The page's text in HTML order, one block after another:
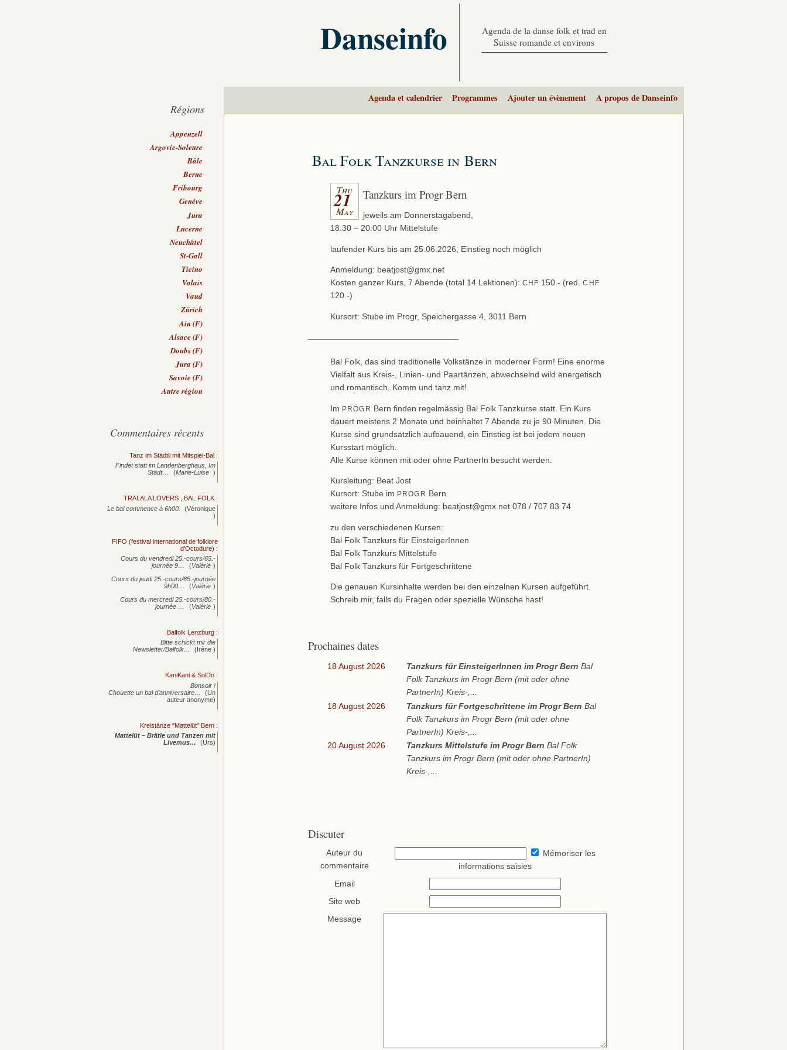
Danseinfo
Agenda de la danse folk et trad en
Suisse romande et environs
Agenda et calendrier Programmes Ajouter un évènement A propos de Danseinfo
Bal Folk Tanzkurse in Bern
Thu
21
May
Tanzkurs im Progr Bern
jeweils am Donnerstagabend,
18.30 – 20.00 Uhr Mittelstufe
laufender Kurs bis am 25.06.2026, Einstieg noch möglich
Anmeldung: beatjost@gmx.net
Kosten ganzer Kurs, 7 Abende (total 14 Lektionen): CHF 150.- (red.CHF
120.-)
Kursort: Stube im Progr, Speichergasse 4, 3011 Bern
Bal Folk, das sind traditionelle Volkstänze in moderner Form! Eine enorme
Vielfalt aus Kreis-, Linien- und Paartänzen, abwechselnd wild energetisch
und romantisch. Komm und tanz mit!
Im PROGR Bern finden regelmässig Bal Folk Tanzkurse statt. Ein Kurs
dauert meistens 2 Monate und beinhaltet 7 Abende zu je 90 Minuten. Die
Kurse sind grundsätzlich aufbauend, ein Einstieg ist bei jedem neuen
Kursstart möglich.
Alle Kurse können mit oder ohne PartnerIn besucht werden.
Kursleitung: Beat Jost
Kursort: Stube im PROGR Bern
weitere Infos und Anmeldung: beatjost@gmx.net 078 / 707 83 74
zu den verschiedenen Kursen:
Bal Folk Tanzkurs für EinsteigerInnen
Bal Folk Tanzkurs Mittelstufe
Bal Folk Tanzkurs für Fortgeschrittene
Die genauen Kursinhalte werden bei den einzelnen Kursen aufgeführt.
Schreib mir, falls du Fragen oder spezielle Wünsche hast!
Prochaines dates
18 August 2026 Tanzkurs für EinsteigerInnen im Progr Bern Bal
Folk Tanzkurs im Progr Bern (mit oder ohne
PartnerIn) Kreis-,...
18 August 2026
Tanzkurs für Fortgeschrittene im Progr Bern Bal
Folk Tanzkurs im Progr Bern (mit oder ohne
PartnerIn) Kreis-,...
20 August 2026
Tanzkurs Mittelstufe im Progr Bern Bal Folk
Tanzkurs im Progr Bern (mit oder ohne PartnerIn)
Kreis-,...
Discuter
Auteur du
commentaire
Mémoriser les
informations saisies
Email
Site web
Message
Régions
Appenzell
Argovie-Soleure
Bâle
Berne
Fribourg
Genève
Jura
Lucerne
Neuchâtel
St-Gall
Ticino
Valais
Vaud
Zürich
Ain (F)
Alsace (F)
Doubs (F)
Jura (F)
Savoie (F)
Autre région
Commentaires récents
Tanz im Städtli mit Mitspiel-Bal :
Findet statt im Landenberghaus, Im
Städt…
(Marie-Luise )
TRALALA LOVERS , BAL FOLK :
Le bal commence à 6h00.
(Véronique
)
FIFO (festival international de folklore
d'Octodure) :
Cours du vendredi 25.-cours/65.-
journée 9… (Valérie )
Cours du jeudi 25.-cours/65.-journée
9h00…
(Valérie )
Cours du mercredi 25.-cours/80.-
journée … (Valérie )
Balfolk Lenzburg :
Bitte schickt mir die
Newsletter/Balfolk…
(Irène )
KaniKani & SolDo :
Bonsoir !
Chouette un bal d’anniversaire…
(Un
auteur anonyme)
Kreistänze "Mattelüt" Bern :
Mattelüt – Brätle und Tanzen mit
Livemus…
(Urs)